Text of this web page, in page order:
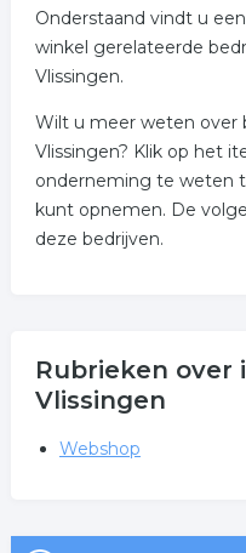
Onderstaand vindt u
winkel gerelateerde
Vlissingen.
Wilt u meer weten over
Vlissingen? Klik op het
onderneming te weten
kunt opnemen. De
deze bedrijven.
Rubrieken
Vlissingen
Webshop